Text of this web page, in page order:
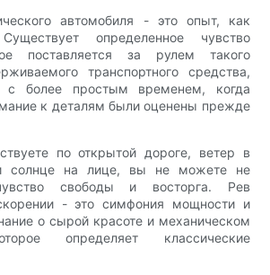
автомобиля - это опыт, как
определенное чувство
поставляется за рулем такого
транспортного средства,
с более простым временем, когда
к деталям были оценены прежде
по открытой дороге, ветер в
солнце на лице, вы не можете не
свободы и восторга. Рев
- это симфония мощности и
о сырой красоте и механическом
определяет классические